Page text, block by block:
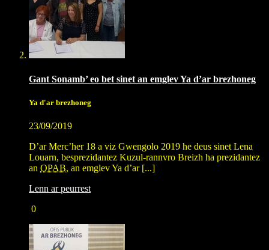
Gant Sonamb’ eo bet sinet an emglev Ya d’ar brezhoneg
Ya d'ar brezhoneg
23/09/2019
D’ar Merc’her 18 a viz Gwengolo 2019 he deus sinet Lena
Louarn, besprezidantez Kuzul-rannvro Breizh ha prezidantez
an OPAB, an emglev Ya d’ar [...]
Lenn ar peurrest
0